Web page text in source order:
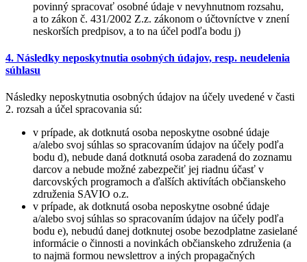
povinný spracovať osobné údaje v nevyhnutnom rozsahu,
a to zákon č. 431/2002 Z.z. zákonom o účtovníctve v znení
neskorších predpisov, a to na účel podľa bodu j)
4. Následky neposkytnutia osobných údajov, resp. neudelenia
súhlasu
Následky neposkytnutia osobných údajov na účely uvedené v časti
2. rozsah a účel spracovania sú:
v prípade, ak dotknutá osoba neposkytne osobné údaje
a/alebo svoj súhlas so spracovaním údajov na účely podľa
bodu d), nebude daná dotknutá osoba zaradená do zoznamu
darcov a nebude možné zabezpečiť jej riadnu účasť v
darcovských programoch a ďalších aktivítách občianskeho
združenia SAVIO o.z.
v prípade, ak dotknutá osoba neposkytne osobné údaje
a/alebo svoj súhlas so spracovaním údajov na účely podľa
bodu e), nebudú danej dotknutej osobe bezodplatne zasielané
informácie o činnosti a novinkách občianskeho združenia (a
to najmä formou newslettrov a iných propagačných